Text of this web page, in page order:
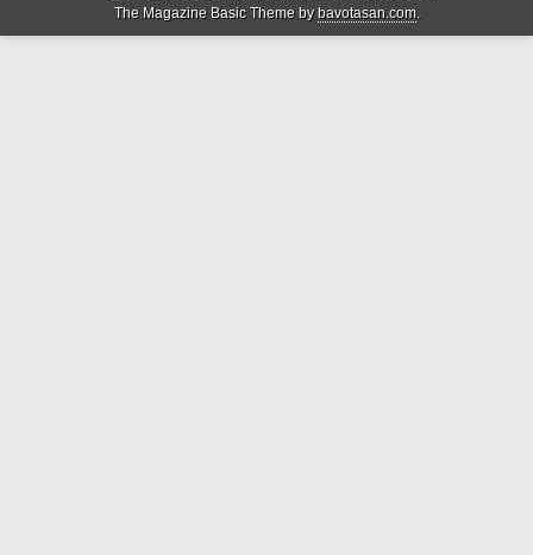
The Magazine Basic Theme bybavotasan.com.